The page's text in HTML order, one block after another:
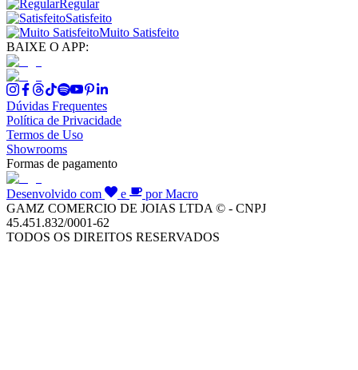
Regular
Satisfeito
Muito Satisfeito
BAIXE O APP:
Dúvidas Frequentes
Política de Privacidade
Termos de Uso
Showrooms
Formas de pagamento
Desenvolvido com e
por Macro
GAMZ COMERCIO DE JOIAS LTDA © - CNPJ
45.451.832/0001-62
TODOS OS DIREITOS RESERVADOS